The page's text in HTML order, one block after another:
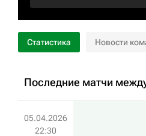
Статистика Новости
Последние матчи
05.04.2026
22:30